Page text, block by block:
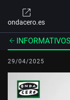
ondacero.es
29/04/2025